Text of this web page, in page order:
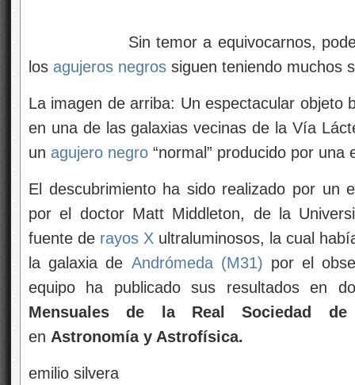
Sin temor a equivocarnos,
los agujeros negros siguen teniendo muchos
La imagen de arriba: Un espectacular objeto
en una de las galaxias vecinas de la Vía
un agujero negro “normal” producido por una
El descubrimiento ha sido realizado por un
por el doctor Matt Middleton, de la
fuente de rayos X ultraluminosos, la cual
la galaxia de Andrómeda (M31) por el
equipo ha publicado sus resultados en
Mensuales de la Real Sociedad
en Astronomía y Astrofísica.
emilio silvera